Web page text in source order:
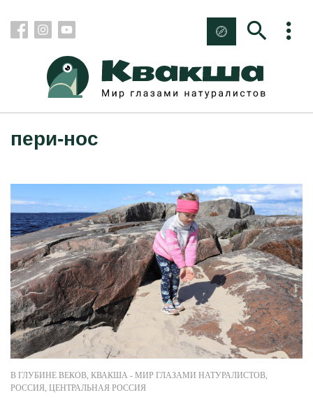
пери-нос
В ГЛУБИНЕ ВЕКОВ, КВАКША - МИР ГЛАЗАМИ НАТУРАЛИСТОВ,
РОССИЯ, ЦЕНТРАЛЬНАЯ РОССИЯ